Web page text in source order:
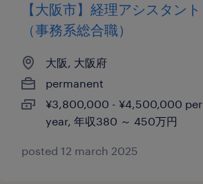
【大阪市】経理アシスタント
（事務系総合職）
大阪, 大阪府
permanent
¥3,800,000 - ¥4,500,000 per
year, 年収380 ～ 450万円
posted 12 march 2025